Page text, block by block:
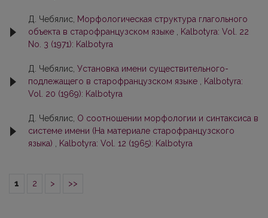
Д. Чебялис, Морфологическая структура глагольного
объекта в старофранцузском языке
Kalbotyra: Vol. 22
No. 3 (1971): Kalbotyra
Д. Чебялис, Установка имени существительного-
подлежащего в старофранцузском языке
Kalbotyra:
Vol. 20 (1969): Kalbotyra
Д. Чебялис, О соотношении морфологии и синтаксиса в
системе имени (На материале старофранцузского
языка)
Kalbotyra: Vol. 12 (1965): Kalbotyra
1 2 > >>